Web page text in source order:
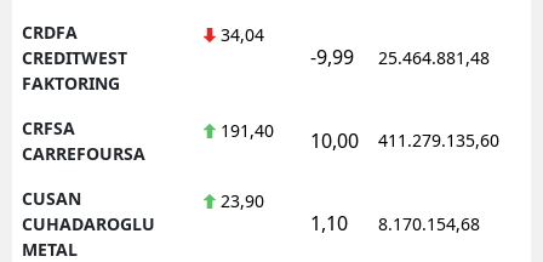
CRDFA
CREDITWEST
FAKTORING
34,04
-9,99 25.464.881,48
CRFSA
CARREFOURSA
191,40 10,00 411.279.135,60
CUSAN
CUHADAROGLU
METAL
23,90
1,10 8.170.154,68